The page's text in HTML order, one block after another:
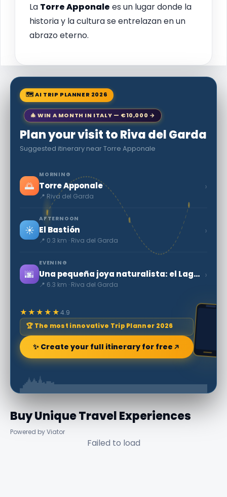
La Torre Apponale es un lugar donde la
historia y la cultura se entrelazan en un
abrazo eterno.
🗺 AI TRIP PLANNER 2026
🎄 WIN A MONTH IN ITALY — €10,000 →
Plan your visit to Riva del Garda
Suggested itinerary near Torre Apponale
🌅
MORNING
Torre Apponale
📍 Riva del Garda
›
☀️
AFTERNOON
El Bastión
📍 0.3 km · Riva del Garda
›
🌆
EVENING
Una pequeña joya naturalista: el Lago Tenno
📍 6.3 km · Riva del Garda
›
★★★★★4.9
🏆 The most innovative Trip Planner 2026
✨ Create your full itinerary for free
Buy Unique Travel Experiences
Powered by Viator
Failed to load